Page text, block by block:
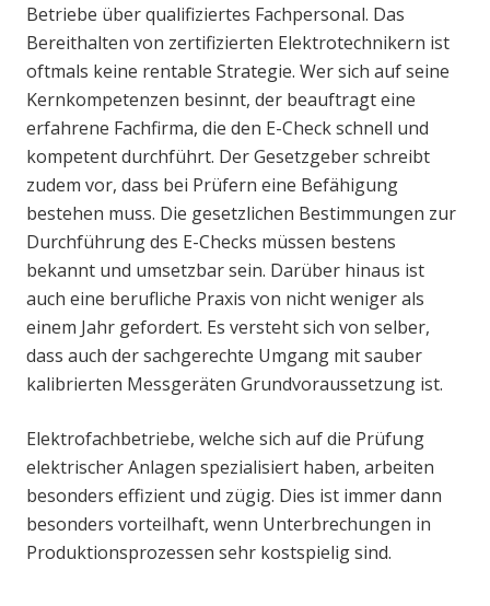
Betriebe über qualifiziertes Fachpersonal. Das
Bereithalten von zertifizierten Elektrotechnikern ist
oftmals keine rentable Strategie. Wer sich auf seine
Kernkompetenzen besinnt, der beauftragt eine
erfahrene Fachfirma, die den E-Check schnell und
kompetent durchführt. Der Gesetzgeber schreibt
zudem vor, dass bei Prüfern eine Befähigung
bestehen muss. Die gesetzlichen Bestimmungen zur
Durchführung des E-Checks müssen bestens
bekannt und umsetzbar sein. Darüber hinaus ist
auch eine berufliche Praxis von nicht weniger als
einem Jahr gefordert. Es versteht sich von selber,
dass auch der sachgerechte Umgang mit sauber
kalibrierten Messgeräten Grundvoraussetzung ist.
Elektrofachbetriebe, welche sich auf die Prüfung
elektrischer Anlagen spezialisiert haben, arbeiten
besonders effizient und zügig. Dies ist immer dann
besonders vorteilhaft, wenn Unterbrechungen in
Produktionsprozessen sehr kostspielig sind.